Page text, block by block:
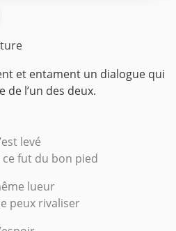
et entament un dialogue qui
l’un des deux.
levé
ce fut du bon pied
lueur
peux rivaliser